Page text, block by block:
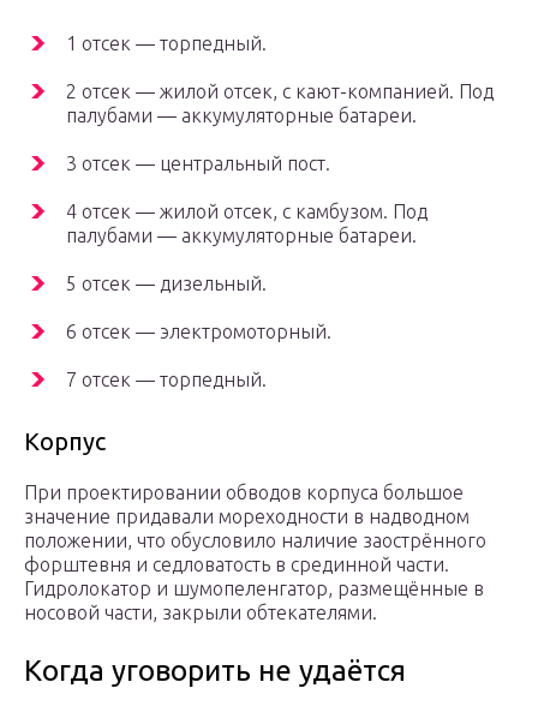
1 отсек — торпедный.
2 отсек — жилой отсек, с кают-компанией. Под
палубами — аккумуляторные батареи.
3 отсек — центральный пост.
4 отсек — жилой отсек, с камбузом. Под
палубами — аккумуляторные батареи.
5 отсек — дизельный.
6 отсек — электромоторный.
7 отсек — торпедный.
Корпус
При проектировании обводов корпуса большое
значение придавали мореходности в надводном
положении, что обусловило наличие заострённого
форштевня и седловатость в срединной части.
Гидролокатор и шумопеленгатор, размещённые в
носовой части, закрыли обтекателями.
Когда уговорить не удаётся